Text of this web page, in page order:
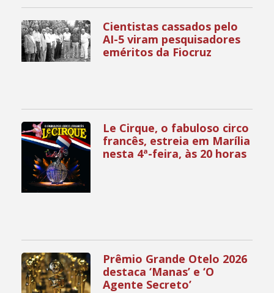
Cientistas cassados pelo
AI-5 viram pesquisadores
eméritos da Fiocruz
Le Cirque, o fabuloso circo
francês, estreia em Marília
nesta 4ª-feira, às 20 horas
Prêmio Grande Otelo 2026
destaca ‘Manas’ e ‘O
Agente Secreto’